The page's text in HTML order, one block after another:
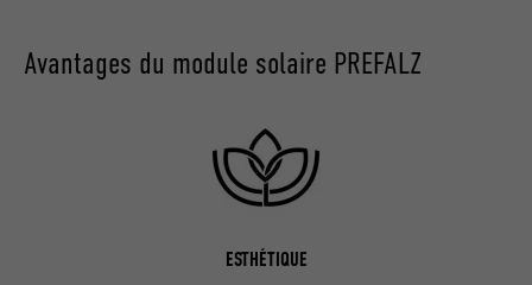
Avantages du module solaire PREFALZ
ESTHÉTIQUE